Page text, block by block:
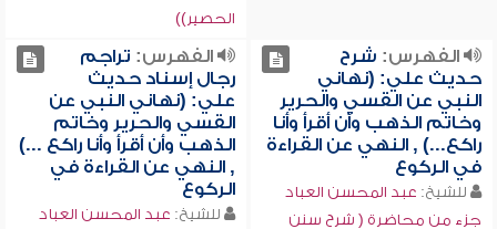
الحصير))
الفهرس: شرح
حديث علي: (نهاني
النبي عن القسي والحرير
وخاتم الذهب وأن أقرأ وأنا
راكع...) , النهي عن القراءة
في الركوع
للشيخ: عبد المحسن العباد
جزء من محاضرة ( شرح سنن
الفهرس: تراجم
رجال إسناد حديث
علي: (نهاني النبي عن
القسي والحرير وخاتم
الذهب وأن أقرأ وأنا راكع ...)
, النهي عن القراءة في
الركوع
للشيخ: عبد المحسن العباد